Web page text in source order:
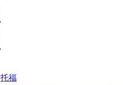
托福